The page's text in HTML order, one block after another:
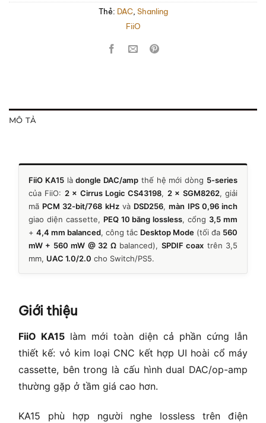
Thẻ: DAC, Shanling
FiiO
MÔ TẢ
FiiO KA15làdongle DAC/amp thế hệ mới dòng 5-series
của FiiO: 2 × Cirrus Logic CS43198, 2 × SGM8262, giải
mã PCM 32-bit/768 kHzvà DSD256,màn IPS 0,96 inch
giao diện cassette, PEQ 10 băng lossless, cổng 3,5 mm
+ 4,4 mm balanced, công tắc Desktop Mode (tối đa 560
mW + 560 mW @ 32 Ωbalanced), SPDIF coax trên 3,5
mm, UAC 1.0/2.0 cho Switch/PS5.
Giới thiệu
FiiO KA15 làm mới toàn diện cả phần cứng lẫn
thiết kế: vỏ kim loại CNC kết hợp UI hoài cổ máy
cassette, bên trong là cấu hình dual DAC/op-amp
thường gặp ở tầm giá cao hơn.
KA15 phù hợp người nghe lossless trên điện